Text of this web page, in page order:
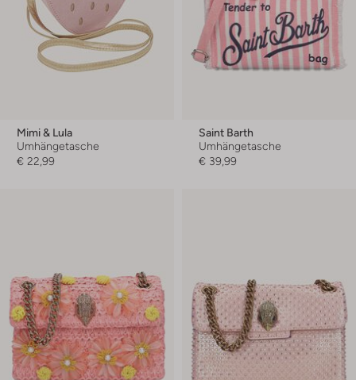
Mimi & Lula
Umhängetasche
€ 22,99
Saint Barth
Umhängetasche
€ 39,99